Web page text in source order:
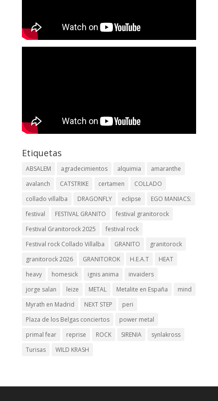
Etiquetas
ABSALEM agradecimientos alquimia
amaranthe
avalanch
CATSTRIKE certamen
COLLADO
collado villalba
DRAGONFLY eclipse
EGO MANIACS:
festival
FESTIVAL GRANITO
festival granitorock
Festival Granitorock 2025
festival rock
Festival rock Collado Villalba
GRANITO
granitorock
granitorock 2026
GRANITOROK H.E.A.T
HEAT
heavy
homesick ignis anima
invaiders
jorge salan
leize METAL Metalite en España
mind
Myrath en Madrid
NEXT STEP
peri
Plaza de los Belgas conciertos
power metal
primal fear
reprise ROCK SIRENIA
synlakross
Turisas
WILD KRASH